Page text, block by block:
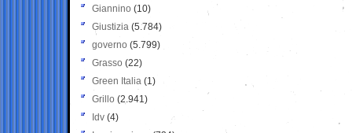
Giannino (10)
Giustizia (5.784)
governo (5.799)
Grasso (22)
Green Italia (1)
Grillo (2.941)
Idv (4)